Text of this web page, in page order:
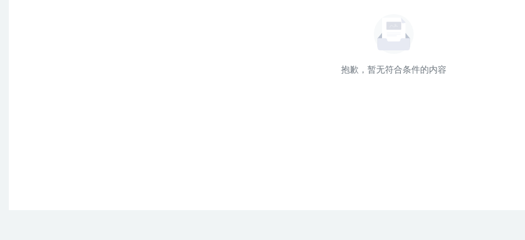
抱歉，暂无符合条件的内容